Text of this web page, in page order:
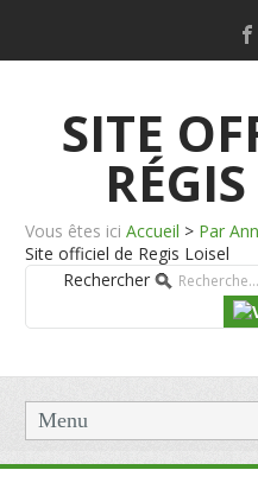
SITE
Vous êtes ici Accueil > Par
Site officiel de Regis Loisel
Rechercher
Menu